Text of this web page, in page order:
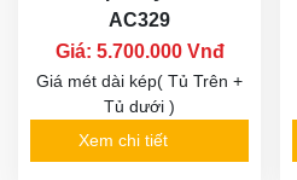
AC329
Giá: 5.700.000 Vnđ
Giá mét dài kép( Tủ Trên +
Tủ dưới )
Xem chi tiết